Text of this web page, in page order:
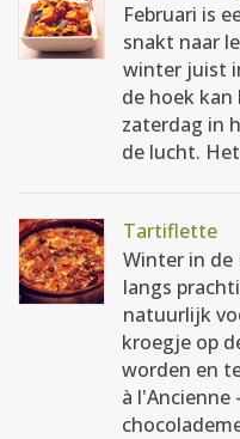
Februari is
snakt naar
winter juist
de hoek
zaterdag in
de lucht.
Tartiflette
Winter in de
langs
natuurlijk
kroegje op
worden en
à